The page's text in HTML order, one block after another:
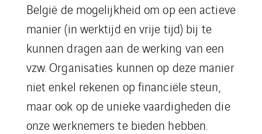
België de mogelijkheid omop een actieve
manier (in werktijd en vrije tijd) bij te
kunnen dragen aan de werking van een
vzw.Organisaties kunnen op deze manier
niet enkel rekenen op financiële steun,
maarook op de unieke vaardighedendie
onzewerknemers te bieden hebben.